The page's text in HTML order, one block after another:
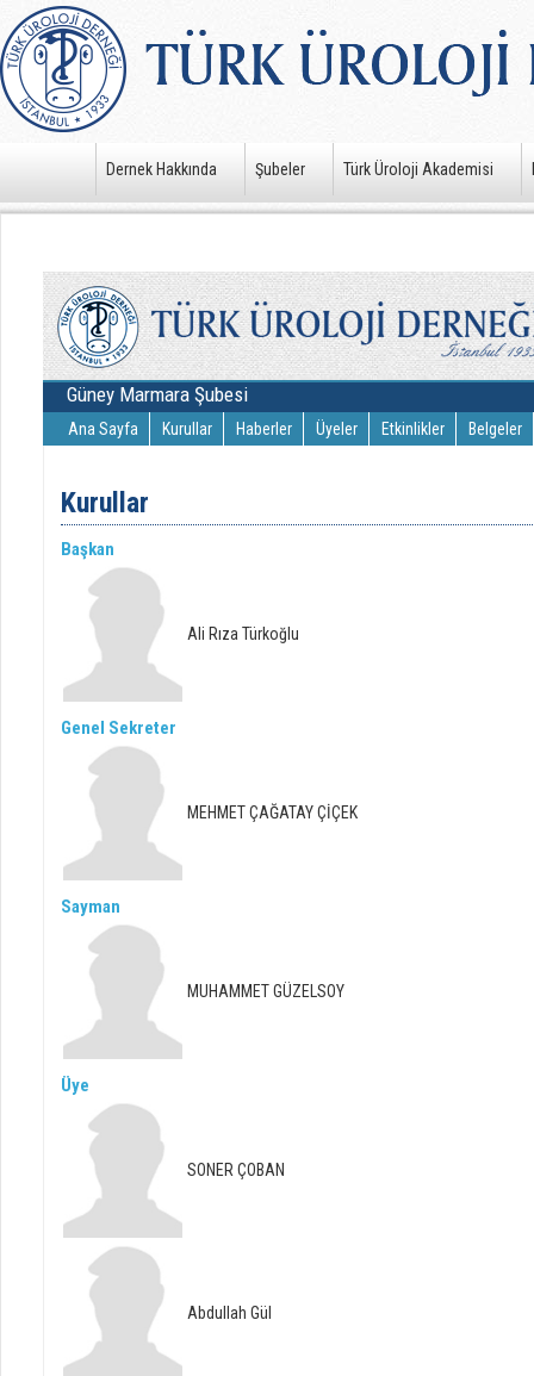
Dernek Hakkında Şubeler Türk Üroloji Akademisi
Güney Marmara Şubesi
Ana Sayfa Kurullar Haberler Üyeler Etkinlikler Belgeler
Kurullar
Başkan
Ali Rıza Türkoğlu
Genel Sekreter
MEHMET ÇAĞATAY ÇİÇEK
Sayman
MUHAMMET GÜZELSOY
Üye
SONER ÇOBAN
Abdullah Gül